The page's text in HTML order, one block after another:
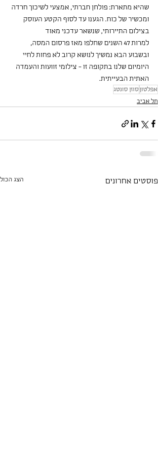
שהיא מתארת: פולחן חברתי, אמצעי לשיכוך חרדה
ומכשיר של כוח. הגענו עד לסוף הקטע העוסק
בצילום התיירותי, שנשאר עדכני מאוד
למרות 47 השנים שחלפו מאז פרסום המסה,
ובשבוע הבא נמשיך לנושא קרוב לא פחות לחיי
היומיום שלנו בתקופה זו - צילומי זוועות והעמדה
האתית הבעייתית.
אפלטון סוזן סונטג
תל אביב
פוסטים אחרונים הצג הכול